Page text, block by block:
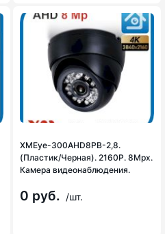
XMEye-300AHD8PB-2,8.
(Пластик/Черная). 2160P. 8Mpx.
Камера видеонаблюдения.
0 руб. /шт.